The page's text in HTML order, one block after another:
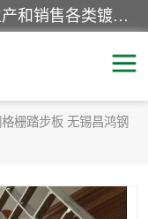
无锡昌鸿钢格板有限公司是专业生产和销售各类镀锌钢格板、镀锌钢格栅、不锈钢钢格及其相关产品的现代化企业。公司产品广泛运用于石油、化工、港口、电力、运输、造纸、医药、钢铁、食品、市政、房地产、制造业等各个领域。
栅踏步板 无锡昌鸿钢
板